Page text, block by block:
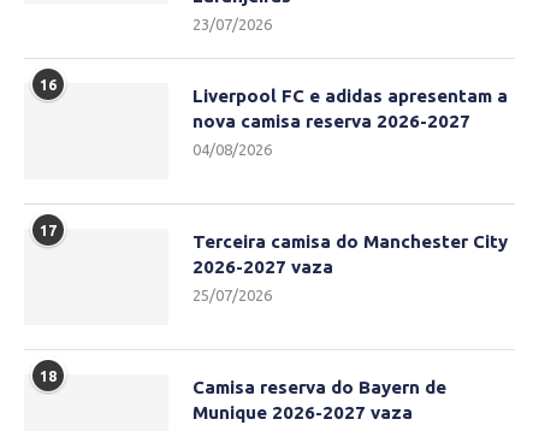
23/07/2026
16
Liverpool FC e adidas apresentam a
nova camisa reserva 2026-2027
04/08/2026
17
Terceira camisa do Manchester City
2026-2027 vaza
25/07/2026
18
Camisa reserva do Bayern de
Munique 2026-2027 vaza